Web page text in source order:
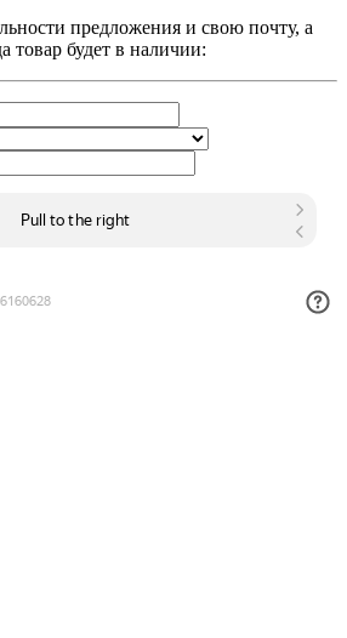
предложения и свою почту, а
будет в наличии: